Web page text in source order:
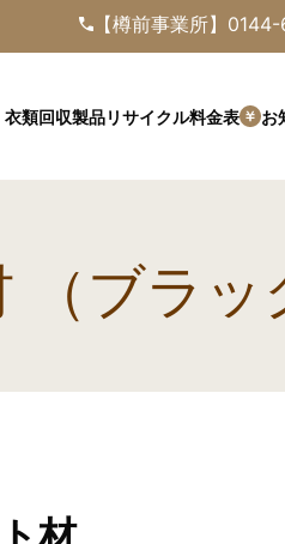
【樽前事業所】
衣類回収製品リサイクル料金表 お
ブラッ